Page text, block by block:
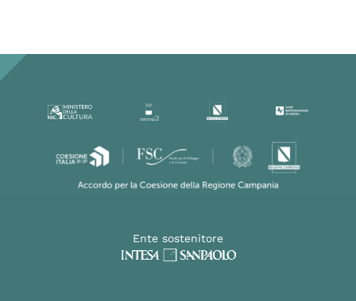
Ente sostenitore